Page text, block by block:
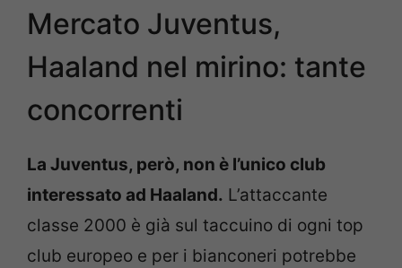
Mercato Juventus,
Haaland nel mirino: tante
concorrenti
La Juventus, però, non è l’unico club
interessato ad Haaland. L’attaccante
classe 2000 è già sul taccuino di ogni top
club europeo e per i bianconeri potrebbe